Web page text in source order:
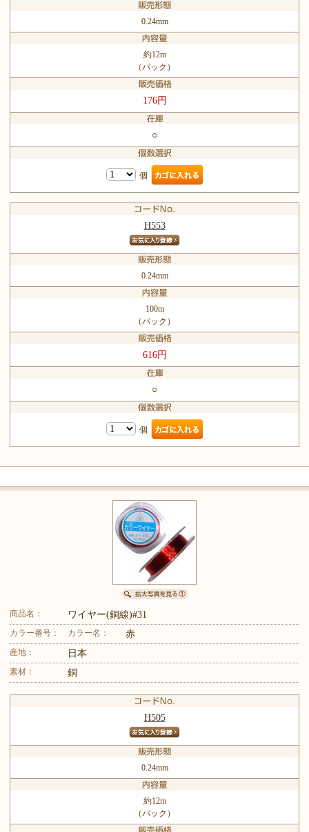
0.24mm
約12m
（パック）
176円
○
個
H553
0.24mm
100m
（パック）
616円
○
個
商品名： ワイヤー(銅線)#31
カラー番号： カラー名： 赤
産地： 日本
素材： 銅
H505
0.24mm
約12m
（パック）